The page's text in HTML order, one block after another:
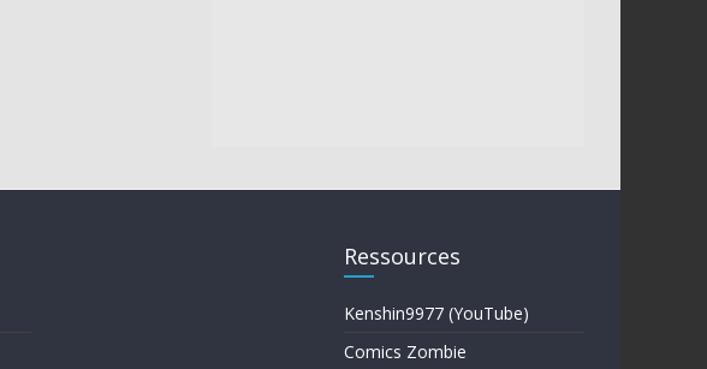
Ressources
Kenshin9977 (YouTube)
Comics Zombie